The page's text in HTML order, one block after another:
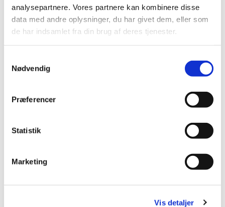
analysepartnere. Vores partnere kan kombinere disse
data med andre oplysninger, du har givet dem, eller som
de har indsamlet fra din brug af deres tjenester.
Nødvendig
Præferencer
Statistik
Marketing
Vis detaljer
Du vil måske også kunne